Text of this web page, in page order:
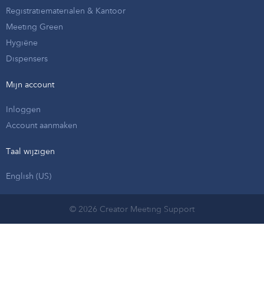
Registratiematerialen & Kantoor
Meeting Green
Hygiëne
Dispensers
Mijn account
Inloggen
Account aanmaken
Taal wijzigen
English (US)
© 2026 Creator Meeting Support